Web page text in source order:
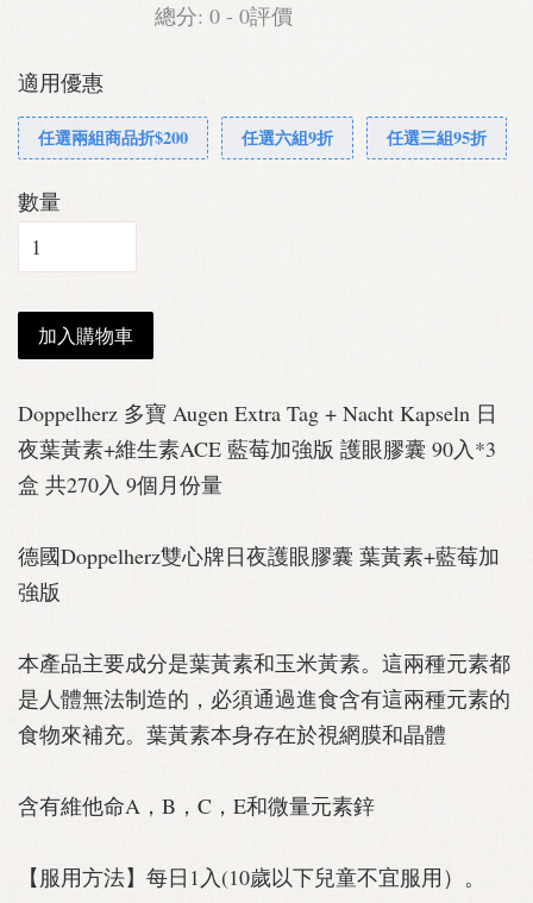
總分: 0 - 0評價
適用優惠
任選兩組商品折$200 任選六組9折 任選三組95折
數量
加入購物車
Doppelherz 多寶 Augen Extra Tag + Nacht Kapseln 日
夜葉黃素+維生素ACE 藍莓加強版 護眼膠囊 90入*3
盒 共270入 9個月份量
德國Doppelherz雙心牌日夜護眼膠囊 葉黃素+藍莓加
強版
本產品主要成分是葉黃素和玉米黃素。這兩種元素都
是人體無法制造的，必須通過進食含有這兩種元素的
食物來補充。葉黃素本身存在於視網膜和晶體
含有維他命A，B，C，E和微量元素鋅
【服用方法】每日1入(10歲以下兒童不宜服用）。